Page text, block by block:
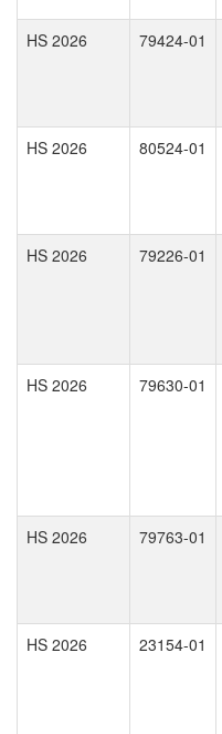
HS 2026
79424-01
HS 2026
80524-01
HS 2026 79226-01
HS 2026
79630-01
HS 2026
79763-01
HS 2026 23154-01